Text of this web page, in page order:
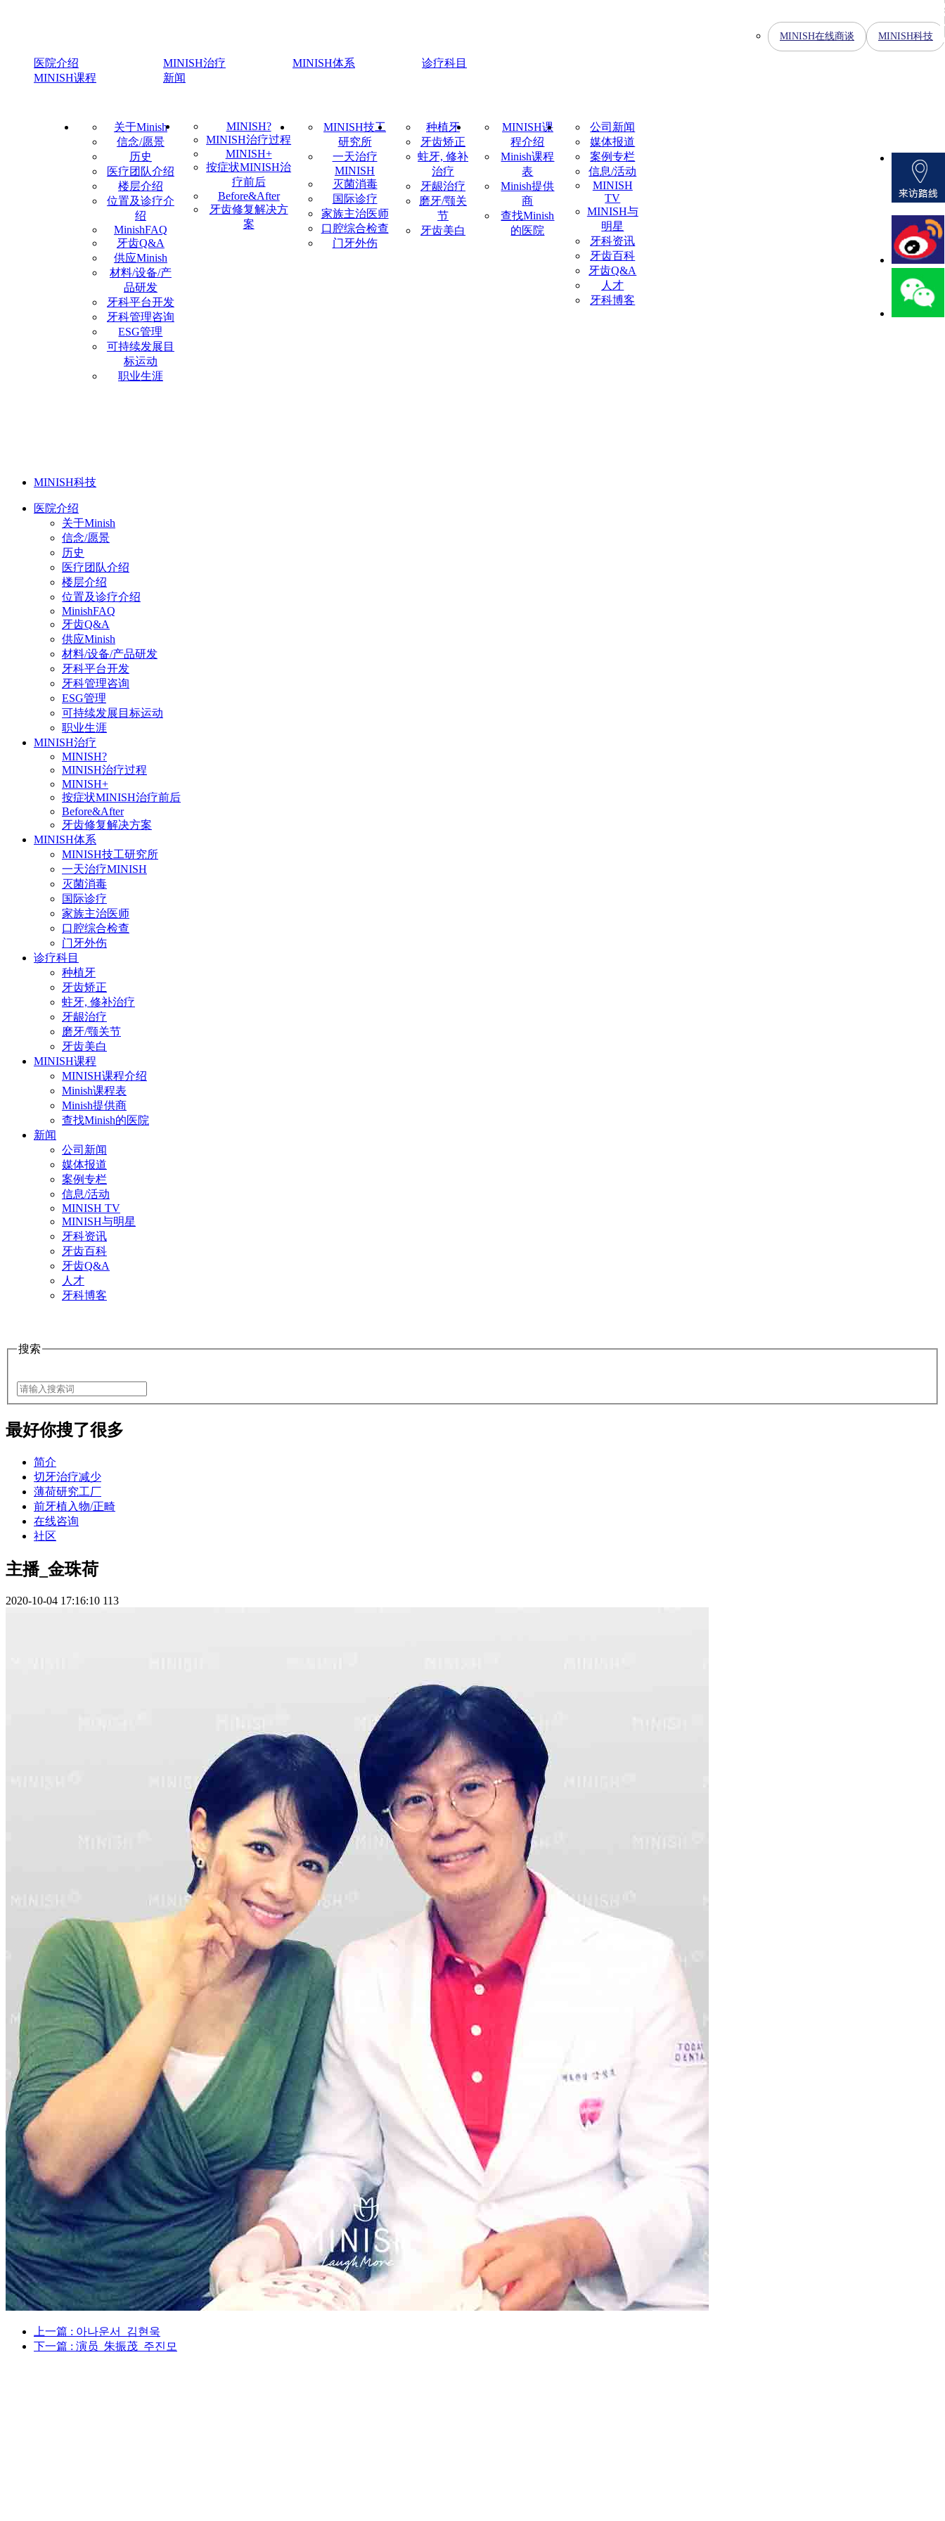
医院介绍 MINISH治疗 MINISH体系
诊疗科目
MINISH课程
新闻
MINISH在线商谈 MINISH科技
关于Minish
信念/愿景
历史
医疗团队介绍
楼层介绍
位置及诊疗介
绍
MinishFAQ
牙齿Q&A
供应Minish
材料/设备/产
品研发
牙科平台开发
牙科管理咨询
ESG管理
可持续发展目
标运动
职业生涯
MINISH?
MINISH治疗过程
MINISH+
按症状MINISH治
疗前后
Before&After
牙齿修复解决方
案
MINISH技工
研究所
一天治疗
MINISH
灭菌消毒
国际诊疗
家族主治医师
口腔综合检查
门牙外伤
种植牙
牙齿矫正
蛀牙, 修补
治疗
牙龈治疗
磨牙/颚关
节
牙齿美白
MINISH课
程介绍
Minish课程
表
Minish提供
商
查找Minish
的医院
公司新闻
媒体报道
案例专栏
信息/活动
MINISH
TV
MINISH与
明星
牙科资讯
牙齿百科
牙齿Q&A
人才
牙科博客
MINISH科技
医院介绍
关于Minish
信念/愿景
历史
医疗团队介绍
楼层介绍
位置及诊疗介绍
MinishFAQ
牙齿Q&A
供应Minish
材料/设备/产品研发
牙科平台开发
牙科管理咨询
ESG管理
可持续发展目标运动
职业生涯
MINISH治疗
MINISH?
MINISH治疗过程
MINISH+
按症状MINISH治疗前后
Before&After
牙齿修复解决方案
MINISH体系
MINISH技工研究所
一天治疗MINISH
灭菌消毒
国际诊疗
家族主治医师
口腔综合检查
门牙外伤
诊疗科目
种植牙
牙齿矫正
蛀牙, 修补治疗
牙龈治疗
磨牙/颚关节
牙齿美白
MINISH课程
MINISH课程介绍
Minish课程表
Minish提供商
查找Minish的医院
新闻
公司新闻
媒体报道
案例专栏
信息/活动
MINISH TV
MINISH与明星
牙科资讯
牙齿百科
牙齿Q&A
人才
牙科博客
搜索
最好你搜了很多
简介
切牙治疗减少
薄荷研究工厂
前牙植入物/正畸
在线咨询
社区
主播_金珠荷
2020-10-04 17:16:10 113
上一篇 : 아나운서_김현욱
下一篇 : 演员_朱振茂_주진모